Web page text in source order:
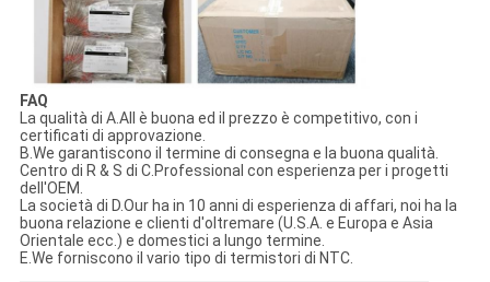
FAQ
La qualità di A.All è buona ed il prezzo è competitivo, con i
certificati di approvazione.
B.We garantiscono il termine di consegna e la buona qualità.
Centro di R & S di C.Professional con esperienza per i progetti
dell'OEM.
La società di D.Our ha in 10 anni di esperienza di affari, noi ha la
buona relazione e clienti d'oltremare (U.S.A. e Europa e Asia
Orientale ecc.) e domestici a lungo termine.
E.We forniscono il vario tipo di termistori di NTC.